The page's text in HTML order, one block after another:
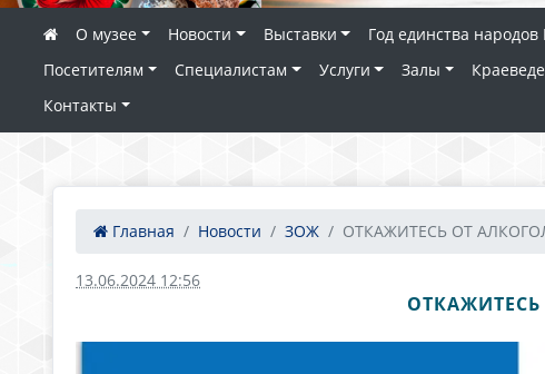
О музее Новости Выставки Год единства народов
Посетителям
Специалистам Услуги Залы
Контакты
Главная Новости ЗОЖ ОТКАЖИТЕСЬ ОТ
13.06.2024 12:56